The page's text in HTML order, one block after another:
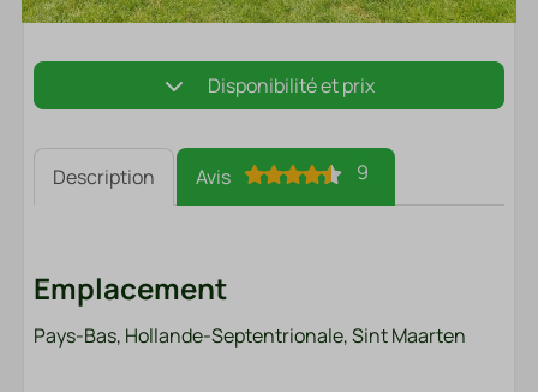
Disponibilité et prix
Description Avis 9
Emplacement
Pays-Bas, Hollande-Septentrionale, Sint Maarten